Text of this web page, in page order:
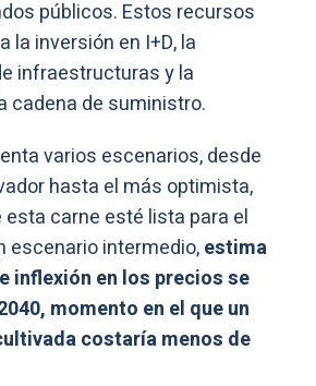
públicos. Estos recursos
la inversión en I+D, la
infraestructuras y la
cadena de suministro.
varios escenarios, desde
hasta el más optimista,
esta carne esté lista para el
escenario intermedio,estima
inflexión en los precios se
momento en el que un
costaría menos de